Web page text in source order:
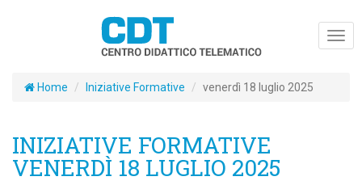
Home Iniziative Formative venerdì 18 luglio 2025
INIZIATIVE FORMATIVE
VENERDÌ 18 LUGLIO 2025